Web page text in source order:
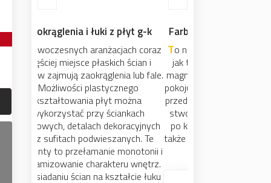
Farba tablicowa i magnetyczna
To nie magia ! czy może być ściana
jak tablica ? czy może przyciągać
magnes ? Czemu nie ! W dziecięcym
pokoju, kąciku ucznia, w kuchni czy w
przedpokoju, mamy teraz możliwość
stworzenia na ścianie powierzchni,
po której można pisać, rysować, a
także powiesić notatki, zdjęcia i wiele
innych rzeczy.
Zobacz wpis